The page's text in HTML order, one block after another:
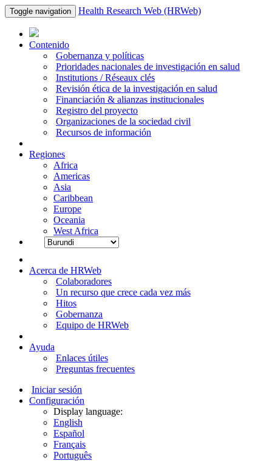
Toggle navigation Health Research Web (HRWeb)
Contenido
Gobernanza y políticas
Prioridades nacionales de investigación en salud
Institutions / Réseaux clés
Revisión ética de la investigación en salud
Financiación & alianzas institucionales
Registro del proyecto
Organizaciones de la sociedad civil
Recursos de información
Regiones
Africa
Americas
Asia
Caribbean
Europe
Oceania
West Africa
Acerca de HRWeb
Colaboradores
Un recurso que crece cada vez más
Hitos
Gobernanza
Equipo de HRWeb
Ayuda
Enlaces útiles
Preguntas frecuentes
Iniciar sesión
Configuración
Display language:
English
Español
Français
Português